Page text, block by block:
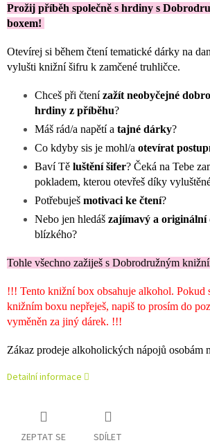
Prožij příběh společně s hrdiny s
boxem!
Otevírej si během čtení tematické dárky na
vylušti knižní šifru k zamčené truhličce.
Chceš při čtenízažít neobyčejné
hrdiny z příběhu?
Máš rád/a napětí a tajné dárky?
Co kdyby sis je mohl/a otevírat
Baví Tě luštění šifer? Čeká na Tebe
pokladem, kterou otevřeš díky
Potřebuješ motivaci ke čtení?
Nebo jen hledáš zajímavý a originální
blízkého?
Tohle všechno zažiješ s Dobrodružným
!!! Tento knižní box obsahuje alkohol. Pokud
knižním boxu nepřeješ, napiš to prosím do
vyměněn za jiný dárek. !!!
Zákaz prodeje alkoholických nápojů osobám
Detailní informace
ZEPTAT SE SDÍLET